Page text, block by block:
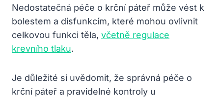
Nedostatečná péče o krční páteř může vést k
bolestem a disfunkcím, které mohou ovlivnit
celkovou funkci těla, včetně regulace
krevního tlaku.
Je důležité si uvědomit, že správná péče o
krční páteř a pravidelné kontroly u